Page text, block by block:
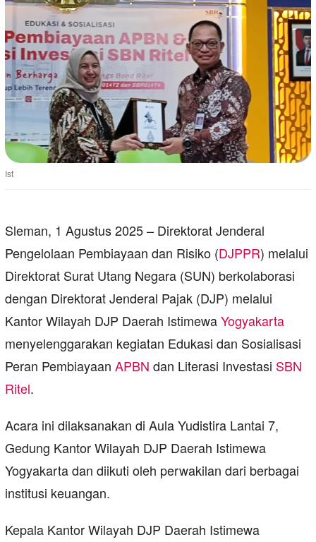
Ist
Sleman, 1 Agustus 2025 – Direktorat Jenderal
Pengelolaan Pembiayaan dan Risiko (DJPPR) melalui
Direktorat Surat Utang Negara (SUN) berkolaborasi
dengan Direktorat Jenderal Pajak (DJP) melalui
Kantor Wilayah DJP Daerah IstimewaYogyakarta
menyelenggarakan kegiatan Edukasi dan Sosialisasi
Peran Pembiayaan APBN dan Literasi Investasi SBN
Ritel.
Acara ini dilaksanakan di Aula Yudistira Lantai 7,
Gedung Kantor Wilayah DJP Daerah Istimewa
Yogyakarta dan diikuti oleh perwakilan dari berbagai
institusi keuangan.
Kepala Kantor Wilayah DJP Daerah Istimewa